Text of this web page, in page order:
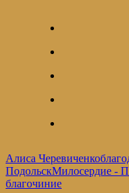
Алиса Черевиченко
ПодольскМилосердие -
благочиние